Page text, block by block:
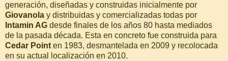
generación, diseñadas y construidas inicialmente por
Giovanola y distribuidas y comercializadas todas por
Intamin AG desde finales de los años 80 hasta mediados
de la pasada década. Esta en concreto fue construida para
Cedar Point en 1983, desmantelada en 2009 y recolocada
en su actual localización en 2010.